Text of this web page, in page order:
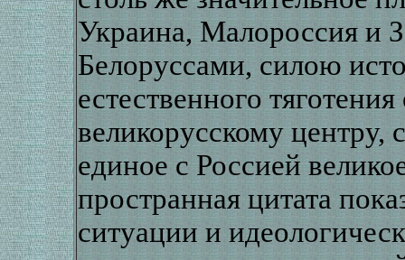
Украина, Малороссия и
Белоруссами, силою
естественного
великорусскому центру,
единое с Россией
пространная цитата
ситуации и